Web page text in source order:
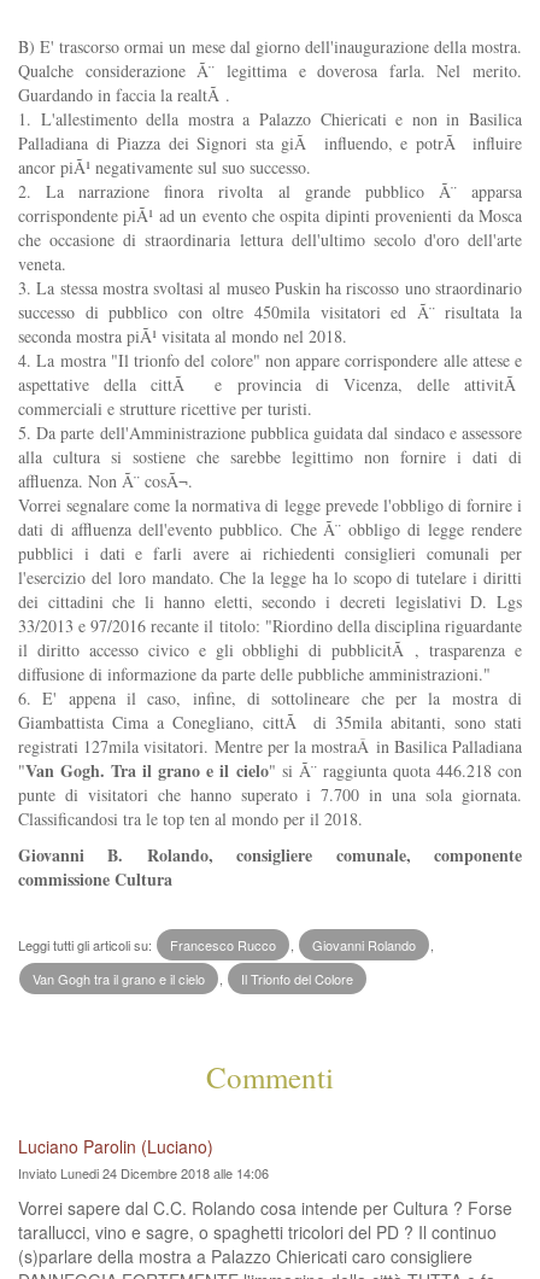
B) E' trascorso ormai un mese dal giorno dell'inaugurazione della mostra.
Qualche considerazione Ã¨ legittima e doverosa farla. Nel merito.
Guardando in faccia la realtÃ .
1. L'allestimento della mostra a Palazzo Chiericati e non in Basilica
Palladiana di Piazza dei Signori sta giÃ influendo, e potrÃ influire
ancor piÃ¹ negativamente sul suo successo.
2. La narrazione finora rivolta al grande pubblico Ã¨ apparsa
corrispondente piÃ¹ ad un evento che ospita dipinti provenienti da Mosca
che occasione di straordinaria lettura dell'ultimo secolo d'oro dell'arte
veneta.
3. La stessa mostra svoltasi al museo Puskin ha riscosso uno straordinario
successo di pubblico con oltre 450mila visitatori ed Ã¨ risultata la
seconda mostra piÃ¹ visitata al mondo nel 2018.
4. La mostra "Il trionfo del colore" non appare corrispondere alle attese e
aspettative della cittÃ e provincia di Vicenza, delle attivitÃ
commerciali e strutture ricettive per turisti.
5. Da parte dell'Amministrazione pubblica guidata dal sindaco e assessore
alla cultura si sostiene che sarebbe legittimo non fornire i dati di
affluenza. Non Ã¨ cosÃ¬.
Vorrei segnalare come la normativa di legge prevede l'obbligo di fornire i
dati di affluenza dell'evento pubblico. Che Ã¨ obbligo di legge rendere
pubblici i dati e farli avere ai richiedenti consiglieri comunali per
l'esercizio del loro mandato. Che la legge ha lo scopo di tutelare i diritti
dei cittadini che li hanno eletti, secondo i decreti legislativi D. Lgs
33/2013 e 97/2016 recante il titolo: "Riordino della disciplina riguardante
il diritto accesso civico e gli obblighi di pubblicitÃ , trasparenza e
diffusione di informazione da parte delle pubbliche amministrazioni."
6. E' appena il caso, infine, di sottolineare che per la mostra di
Giambattista Cima a Conegliano, cittÃ di 35mila abitanti, sono stati
registrati 127mila visitatori. Mentre per la mostraÂ in Basilica Palladiana
"Van Gogh. Tra il grano e il cielo" si Ã¨ raggiunta quota 446.218 con
punte di visitatori che hanno superato i 7.700 in una sola giornata.
Classificandosi tra le top ten al mondo per il 2018.
Giovanni B. Rolando, consigliere comunale, componente
commissione Cultura
Leggi tutti gli articoli su: Francesco Rucco Giovanni Rolando
Van Gogh tra il grano e il cielo
Il Trionfo del Colore
Commenti
Luciano Parolin (Luciano)
Inviato Lunedi 24 Dicembre 2018 alle 14:06
Vorrei sapere dal C.C. Rolando cosa intende per Cultura ? Forse
tarallucci, vino e sagre, o spaghetti tricolori del PD ? Il continuo
(s)parlare della mostra a Palazzo Chiericati caro consigliere